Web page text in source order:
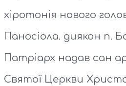
хіротонія нового
Паносіола. диякон п.
Патріарх надав сан
Святої Церкви